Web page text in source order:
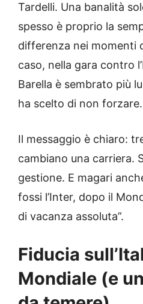
Tardelli. Una banalità
spesso è proprio la
differenza nei momenti
caso, nella gara contro
Barella è sembrato più
ha scelto di non forzare.
Il messaggio è chiaro:
cambiano una carriera.
gestione. E magari
fossi l’Inter, dopo il
di vacanza assoluta”.
Fiducia
Mondiale (e